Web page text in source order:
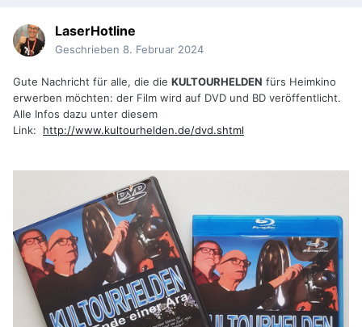
LaserHotline
Geschrieben 8. Februar 2024
Gute Nachricht für alle, die die KULTOURHELDEN fürs Heimkino
erwerben möchten: der Film wird auf DVD und BD veröffentlicht.
Alle Infos dazu unter diesem
Link: http://www.kultourhelden.de/dvd.shtml